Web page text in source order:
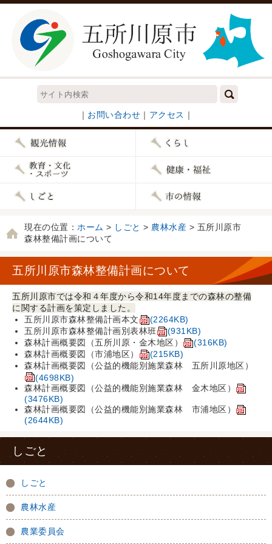
｜ お問い合わせ ｜ アクセス ｜
現在の位置： ホーム > しごと > 農林水産 > 五所川原市
森林整備計画について
五所川原市森林整備計画について
五所川原市では令和４年度から令和14年度までの森林の整備
に関する計画を策定しました。
五所川原市森林整備計画本文
(2264KB)
五所川原市森林整備計画別表林班
(931KB)
森林計画概要図（五所川原・金木地区）
(316KB)
森林計画概要図（市浦地区）
(215KB)
森林計画概要図（公益的機能別施業森林 五所川原地区）
(4698KB)
森林計画概要図（公益的機能別施業森林 金木地区）
(3476KB)
森林計画概要図（公益的機能別施業森林 市浦地区）
(2644KB)
しごと
しごと
農林水産
農業委員会